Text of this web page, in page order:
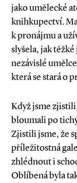
jako umělecké
knihkupectví.
k pronájmu a
slyšela, jak
nezávislé
která se stará o
Když jsme
bloumali po
Zjistili jsme, že
příležitostná
zhlédnout i
Oblíbená byla